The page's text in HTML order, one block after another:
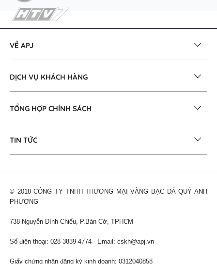
VỀ APJ
DỊCH VỤ KHÁCH HÀNG
TỔNG HỢP CHÍNH SÁCH
TIN TỨC
© 2018 CÔNG TY TNHH THƯƠNG MẠI VÀNG BẠC ĐÁ QUÝ ANH
PHƯƠNG
738 Nguyễn Đình Chiểu, P.Bàn Cờ, TPHCM
Số điện thoại: 028 3839 4774 - Email: cskh@apj.vn
Giấy chứng nhận đăng ký kinh doanh: 0312040858